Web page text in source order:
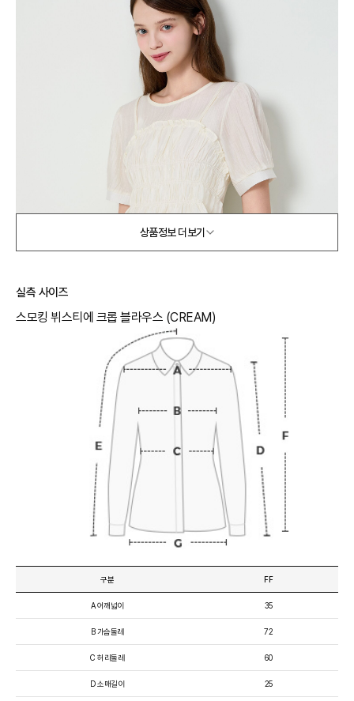
상품정보 더보기
실측 사이즈
스모킹 뷔스티에 크롭 블라우스 (CREAM)
구분
A 어깨넓이
B 가슴둘레
C 허리둘레
D 소매길이
FF
35
72
60
25